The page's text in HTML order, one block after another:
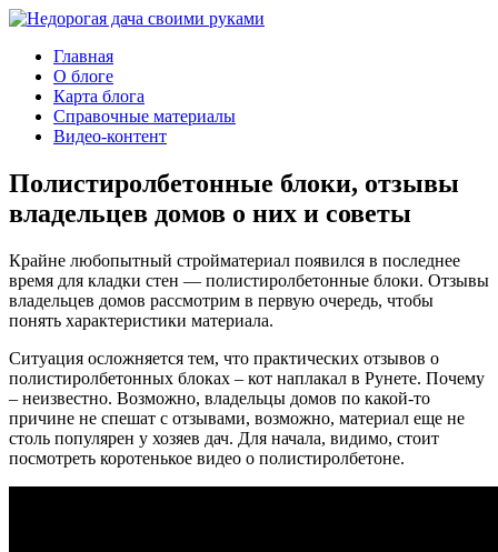
Главная
О блоге
Карта блога
Справочные материалы
Видео-контент
Полистиролбетонные блоки, отзывы
владельцев домов о них и советы
Крайне любопытный стройматериал появился в последнее
время для кладки стен — полистиролбетонные блоки. Отзывы
владельцев домов рассмотрим в первую очередь, чтобы
понять характеристики материала.
Ситуация осложняется тем, что практических отзывов о
полистиролбетонных блоках – кот наплакал в Рунете. Почему
– неизвестно. Возможно, владельцы домов по какой-то
причине не спешат с отзывами, возможно, материал еще не
столь популярен у хозяев дач. Для начала, видимо, стоит
посмотреть коротенькое видео о полистиролбетоне.